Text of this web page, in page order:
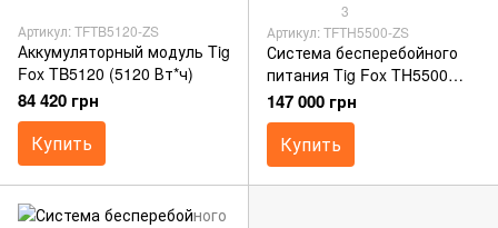
Артикул: TFTB5120-ZS
Аккумуляторный модуль Tig
Fox TB5120 (5120 Вт*ч)
84 420 грн
Купить
3
Артикул: TFTH5500-ZS
Система бесперебойного
питания Tig Fox TH5500
(аккумуляторная)
147 000 грн
Купить